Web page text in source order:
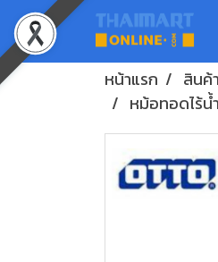
หน้าแรก สินค้
หม้อทอดไร้